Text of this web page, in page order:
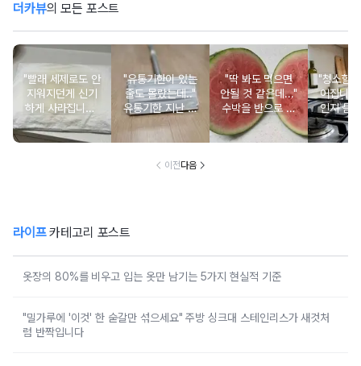
더카뷰의 모든 포스트
"빨래 세제로도 안
지워지던게 신기
하게 사라집니다"
베개 커버에 생긴
노란 얼룩에 '이것'
"유통기한이 있는
줄도 몰랐는데.."
유통기한 지난 일
회용 마스크를 밀
대 걸레에 붙여보
"딱 봐도 먹으면
안될 것 같은데..."
수박을 반으로 갈
랐을 때 소용돌이
모양이 있다면 유
"청소할
어집니
인지 틈
스며들지
것' 붙
이전다음
라이프카테고리 포스트
옷장의 80%를 비우고 입는 옷만 남기는 5가지 현실적 기준
"밀가루에 '이것' 한 숟갈만 섞으세요" 주방 싱크대 스테인리스가 새것처
럼 반짝입니다